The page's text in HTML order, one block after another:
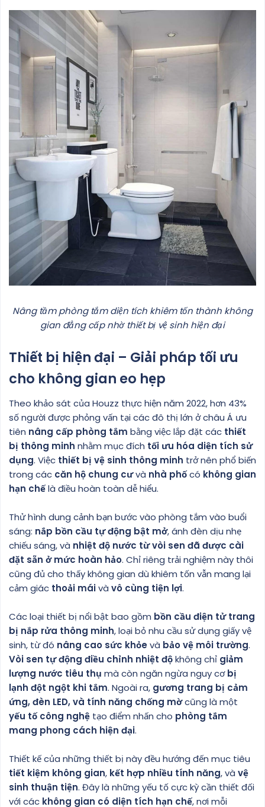
Nâng tầm phòng tắm diện tích khiêm tốn thành không
gian đẳng cấp nhờ thiết bị vệ sinh hiện đại
Thiết bị hiện đại – Giải pháp tối ưu
cho không gian eo hẹp
Theo khảo sát của Houzz thực hiện năm 2022, hơn 43%
số người được phỏng vấn tại các đô thị lớn ở châu Á ưu
tiên nâng cấp phòng tắm bằng việc lắp đặt các thiết
bị thông minh nhằm mục đích tối ưu hóa diện tích sử
dụng. Việc thiết bị vệ sinh thông minh trở nên phổ biến
trong các căn hộ chung cưvà nhà phốcó không gian
hạn chếlà điều hoàn toàn dễ hiểu.
Thử hình dung cảnh bạn bước vào phòng tắm vào buổi
sáng: nắp bồn cầu tự động bật mở, ánh đèn dịu nhẹ
chiếu sáng, và nhiệt độ nước từ vòi sen đã được cài
đặt sẵn ở mức hoàn hảo. Chỉ riêng trải nghiệm này thôi
cũng đủ cho thấy không gian dù khiêm tốn vẫn mang lại
cảm giác thoải máivà vô cùng tiện lợi.
Các loại thiết bị nổi bật bao gồm bồn cầu điện tử trang
bị nắp rửa thông minh, loại bỏ nhu cầu sử dụng giấy vệ
sinh, từ đó nâng cao sức khỏevà bảo vệ môi trường.
Vòi sen tự động điều chỉnh nhiệt độkhông chỉ giảm
lượng nước tiêu thụ mà còn ngăn ngừa nguy cơbị
lạnh đột ngột khi tắm. Ngoài ra, gương trang bị cảm
ứng, đèn LED, và tính năng chống mờcũng là một
yếu tố công nghệ tạo điểm nhấn cho phòng tắm
mang phong cách hiện đại.
Thiết kế của những thiết bị này đều hướng đến mục tiêu
tiết kiệm không gian, kết hợp nhiều tính năng, và vệ
sinh thuận tiện. Đây là những yếu tố cực kỳ cần thiết đối
với các không gian có diện tích hạn chế, nơi mỗi